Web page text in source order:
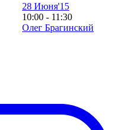
28 Июня'15
10:00 - 11:30
Олег Брагинский